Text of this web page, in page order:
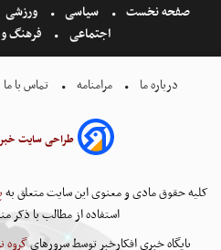
صفحه نخست سیاسی ورزشی
اجتماعی
فرهنگ
درباره ما مرامنامه تماس با ما
طراحی سایت
کلیه حقوق مادی و معنوی این سایت متعلق به
استفاده از مطالب با ذکر
پایگاه خبری افکارخبر توسط سرورهایگروه